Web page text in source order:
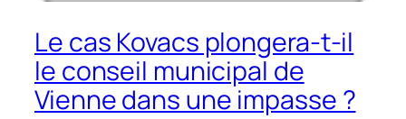
Le cas Kovacs plongera-t-il
le conseil municipal de
Vienne dans une impasse ?